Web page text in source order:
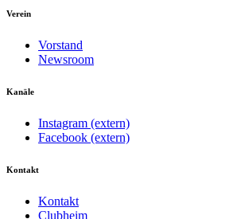
Verein
Vorstand
Newsroom
Kanäle
Instagram (extern)
Facebook (extern)
Kontakt
Kontakt
Clubheim